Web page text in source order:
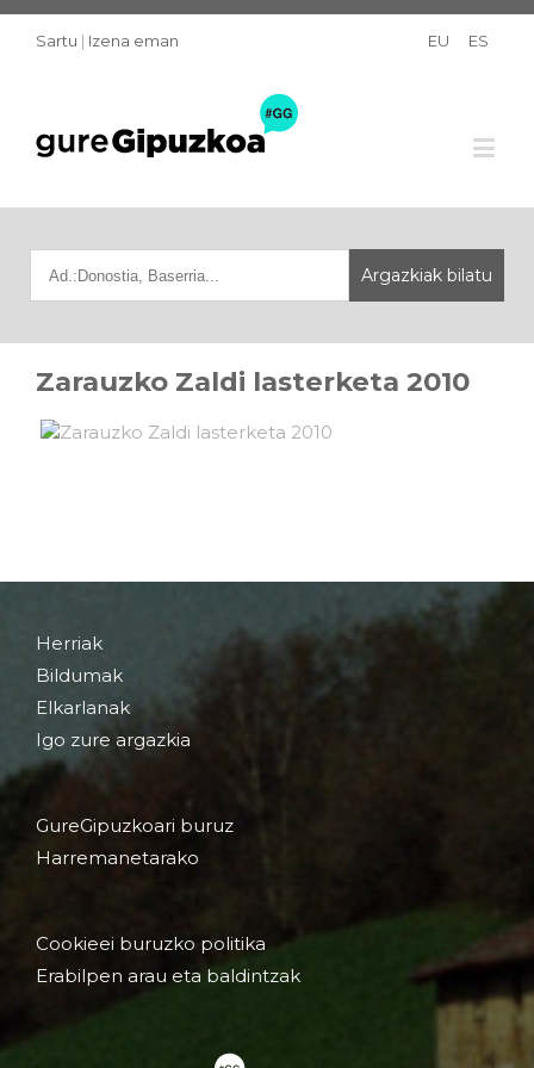
Sartu | Izena eman EU ES
Zarauzko Zaldi lasterketa 2010
Herriak
Bildumak
Elkarlanak
Igo zure argazkia
GureGipuzkoari buruz
Harremanetarako
Cookieei buruzko politika
Erabilpen arau eta baldintzak